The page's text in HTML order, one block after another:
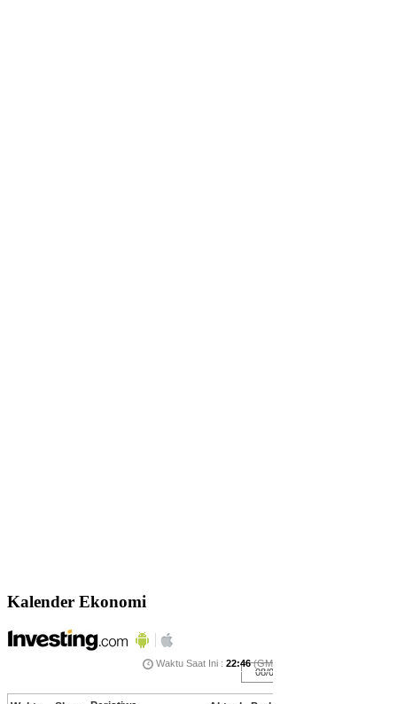
Kalender Ekonomi